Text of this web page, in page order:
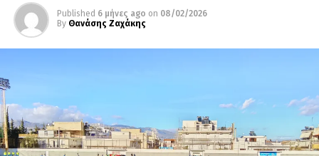
Published 6 μήνες ago on 08/02/2026
By Θανάσης Ζαχάκης